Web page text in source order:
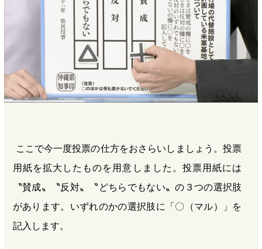
ここで今一度投票の仕方をおさらいしましょう。投票
用紙を拡大したものを用意しました。投票用紙には
〝賛成〟〝反対〟〝どちらでもない〟の３つの選択肢
があります。いずれのかの選択肢に「〇（マル）」を
記入します。